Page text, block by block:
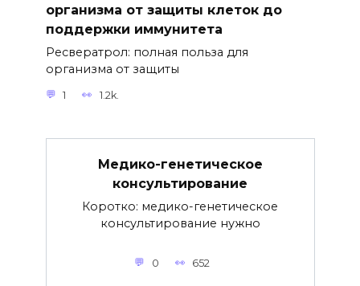
организма от защиты клеток до
поддержки иммунитета
Ресвератрол: полная польза для
организма от защиты
1 1.2k.
Медико-генетическое
консультирование
Коротко: медико-генетическое
консультирование нужно
0 652